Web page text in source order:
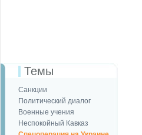
Темы
Санкции
Политический диалог
Военные учения
Неспокойный Кавказ